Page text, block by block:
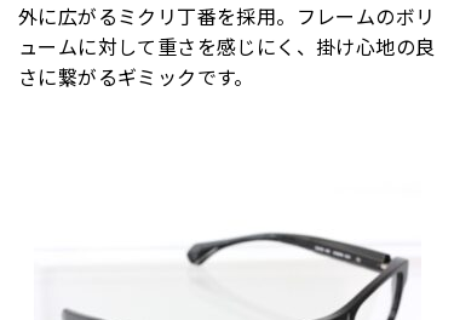
外に広がるミクリ丁番を採用。フレームのボリ
ュームに対して重さを感じにく、掛け心地の良
さに繋がるギミックです。